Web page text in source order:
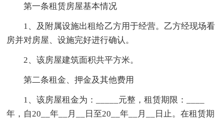
第一条租赁房屋基本情况
1、及附属设施出租给乙方用于经营。乙方经现场看
房并对房屋、设施完好进行确认。
2、该房屋建筑面积共平方米。
第二条租金、押金及其他费用
1、该房屋租金为：_____元整，租赁期限：____
年，自20__年__月__日至20__年__月__日止。在租赁期